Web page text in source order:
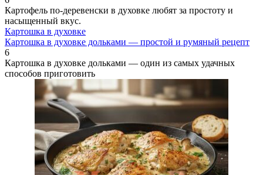
Картофель по-деревенски в духовке любят за простоту и
насыщенный вкус.
Картошка в духовке
Картошка в духовке дольками — простой и румяный рецепт
6
Картошка в духовке дольками — один из самых удачных
способов приготовить